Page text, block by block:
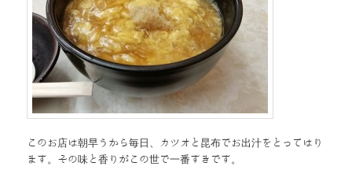
このお店は朝早うから毎日、カツオと昆布でお出汁をとってはり
ます。その味と香りがこの世で一番すきです。